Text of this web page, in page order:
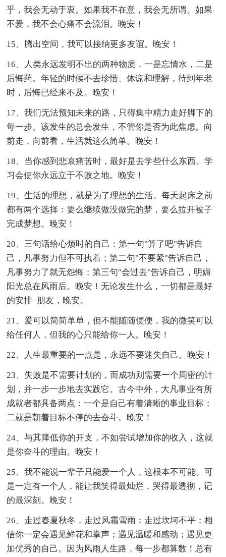
乎，我会无动于衷。如果我不在意，我会无所谓。如果
不爱，我不会心痛不会流泪。晚安！
15、腾出空间，我可以接纳更多友谊。晚安！
16、人类永远发明不出的两种物质，一是忘情水，二是
后悔药。年轻的时候不去珍惜、体谅和理解，待到年老
时，后悔已经来不及。晚安！
17、我们无法预知未来的路，只得集中精力走好脚下的
每一步。该发生的总会发生，不管你是否为此焦虑。向
前走，向前看，生活就这么简单。晚安！
18、当你感到悲哀痛苦时，最好是去学些什么东西。学
习会使你永远立于不败之地。晚安！
19、生活的理想，就是为了理想的生活。每天起床之前
都有两个选择：要么继续做没做完的梦，要么拉开被子
完成梦想。晚安！
20、三句话给心烦时的自己：第一句"算了吧"告诉自
己，凡事努力但不可执着；第二句"不要紧"告诉自己，
凡事努力了就无怨悔；第三句"会过去"告诉自己，明媚
阳光总在风雨后。晚安！无论发生什么，一切都是最好
的安排–朋友，晚安。
21、爱可以简简单单，但不能随随便便，我的微笑可以
给任何人，但我的心只能给你一人。晚安！
22、人生最重要的一点是，永远不要迷失自己。晚安！
23、失败是不需要计划的，而成功则需要一个周密的计
划，并一步一步地去实践它。古今中外，大凡事业有所
成就者都具备两点：一个是自己有着清晰的事业目标；
二就是朝着目标不停的去奋斗。晚安！
24、与其降低你的开支，不如尝试增加你的收入，这就
是你奋斗的理由。晚安！
25、我不能说一辈子只能爱一个人，这根本不可能。可
是一定有一个人，能让我笑得最灿烂，哭得最透彻，记
的最深刻。晚安！
26、走过春夏秋冬，走过风霜雪雨；走过坎坷不平；相
信你一定会遇见鲜花和掌声；遇见温暖和感动；遇见更
加优秀的自己。因为风雨人生路，每一步都算数！总有